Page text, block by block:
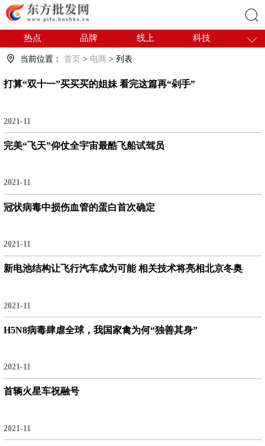
搜索
热点 品牌 线上
科技
干货
电商
当前位置： 首页 > 电商 > 列表
打算“双十一”买买买的姐妹 看完这篇再“剁手”
2021-11
完美“飞天”仰仗全宇宙最酷飞船试驾员
2021-11
冠状病毒中损伤血管的蛋白首次确定
2021-11
新电池结构让飞行汽车成为可能 相关技术将亮相北京冬奥
2021-11
H5N8病毒肆虐全球，我国家禽为何“独善其身”
2021-11
首辆火星车祝融号
2021-11